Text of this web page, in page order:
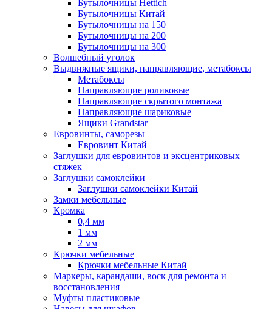
Бутылочницы Hettich
Бутылочницы Китай
Бутылочницы на 150
Бутылочницы на 200
Бутылочницы на 300
Волшебный уголок
Выдвижные ящики, направляющие, метабоксы
Метабоксы
Направляющие роликовые
Направляющие скрытого монтажа
Направляющие шариковые
Ящики Grandstar
Евровинты, саморезы
Евровинт Китай
Заглушки для евровинтов и эксцентриковых
стяжек
Заглушки самоклейки
Заглушки самоклейки Китай
Замки мебельные
Кромка
0,4 мм
1 мм
2 мм
Крючки мебельные
Крючки мебельные Китай
Маркеры, карандаши, воск для ремонта и
восстановления
Муфты пластиковые